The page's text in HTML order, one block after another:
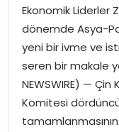
MAGAZIN
SAĞLIK
SOSYAL HABER
Ekonomik Liderler
dönemde Asya-
yeni bir ivme ve
seren bir makale
NEWSWIRE) —
Komitesi